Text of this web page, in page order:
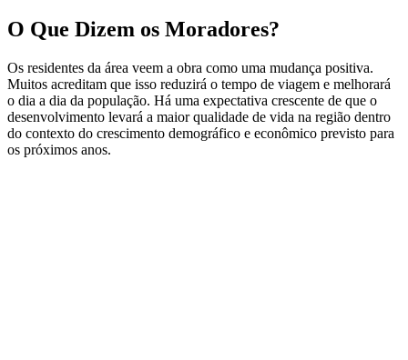
O Que Dizem os Moradores?
Os residentes da área veem a obra como uma mudança positiva.
Muitos acreditam que isso reduzirá o tempo de viagem e melhorará
o dia a dia da população. Há uma expectativa crescente de que o
desenvolvimento levará a maior qualidade de vida na região dentro
do contexto do crescimento demográfico e econômico previsto para
os próximos anos.